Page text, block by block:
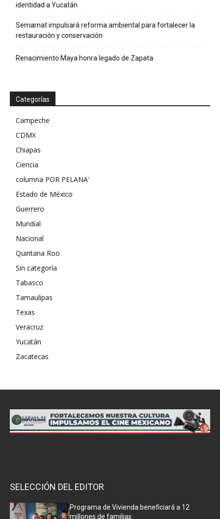
identidad a Yucatán
Semarnat impulsará reforma ambiental para fortalecer la
restauración y conservación
Renacimiento Maya honra legado de Zapata
Categorías
Campeche
CDMX
Chiapas
Ciencia
columna POR PELANA’
Estado de México
Guerrero
Mundial
Nacional
Quintana Roo
Sin categoría
Tabasco
Tamaulipas
Texas
Veracruz
Yucatán
Zacatecas
SELECCIÓN DEL EDITOR
Programa de Vivienda beneficiará a 12
millones de familias